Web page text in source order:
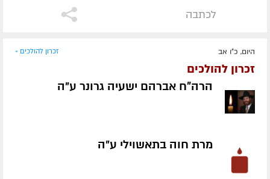
לכתבה
היום, כ"ו אב זכרון להולכים »
זכרון להולכים
הרה"ח אברהם ישעיה גרונר ע״ה
מרת חוה בתאשוילי ע״ה